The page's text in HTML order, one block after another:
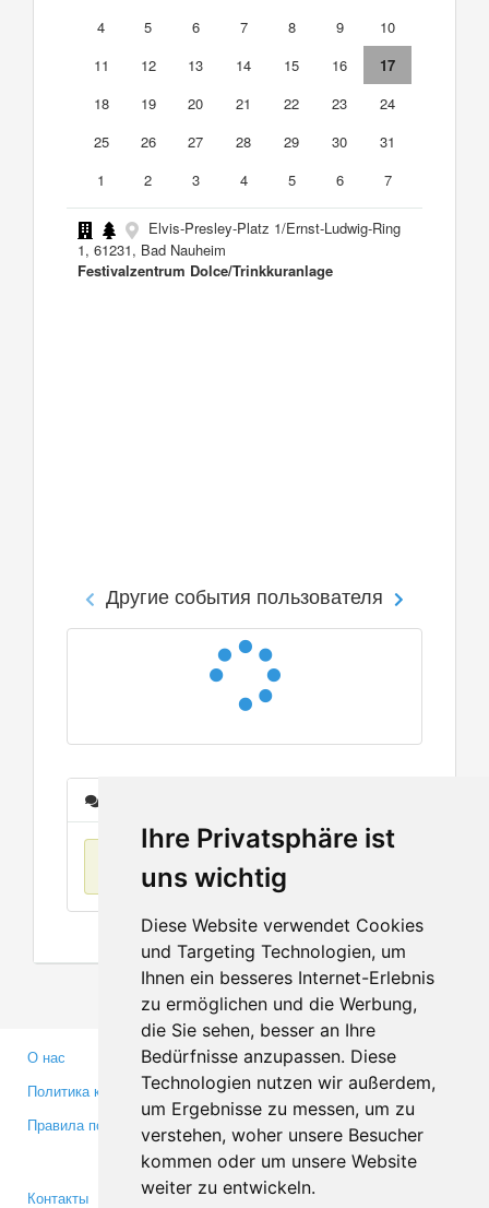
Ihre Privatsphäre ist
uns wichtig
Diese Website verwendet Cookies
und Targeting Technologien, um
Ihnen ein besseres Internet-Erlebnis
zu ermöglichen und die Werbung,
die Sie sehen, besser an Ihre
Bedürfnisse anzupassen. Diese
Technologien nutzen wir außerdem,
um Ergebnisse zu messen, um zu
verstehen, woher unsere Besucher
kommen oder um unsere Website
weiter zu entwickeln.
4
5 6 7 8 9
10
11
12 13 14 15 16
17
18
19 20 21 22 23
24
25
26 27 28 29 30
31
1
2 3 4 5 6 7
Elvis-Presley-Platz 1/Ernst-Ludwig-Ring
1, 61231, Bad Nauheim
Festivalzentrum Dolce/Trinkkuranlage
Другие события пользователя
О нас
Политика конфиденциальности
Правила пользования
Партнерам
Инвесторам
Медиа
Контакты
Facebook